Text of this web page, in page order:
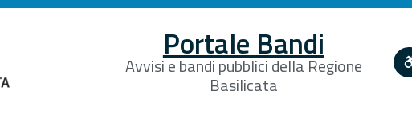
Portale Bandi
Avvisi e bandi pubblici della Regione
Basilicata